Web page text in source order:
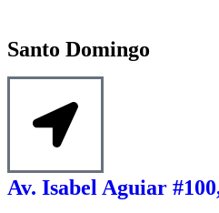
Santo Domingo
Av. Isabel Aguiar